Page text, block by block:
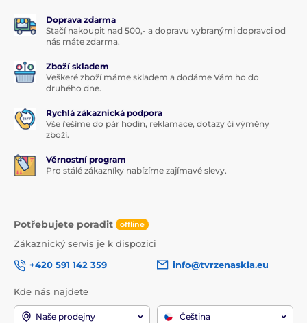
Doprava zdarma
Stačí nakoupit nad 500,- a dopravu vybranými dopravci od
nás máte zdarma.
Zboží skladem
Veškeré zboží máme skladem a dodáme Vám ho do
druhého dne.
Rychlá zákaznická podpora
Vše řešíme do pár hodin, reklamace, dotazy či výměny
zboží.
Věrnostní program
Pro stálé zákazníky nabízíme zajímavé slevy.
Potřebujete poradit offline
Zákaznický servis je k dispozici
+420 591 142 359
info@tvrzenaskla.eu
Kde nás najdete
Naše prodejny Čeština